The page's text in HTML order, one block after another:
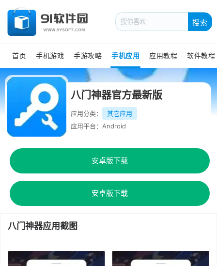
搜索
首页 手机游戏 手游攻略 手机应用 应用教程 软件教程
八门神器官方最新版
应用分类：
其它应用
应用平台：Android
安卓版下载
安卓版下载
八门神器应用截图